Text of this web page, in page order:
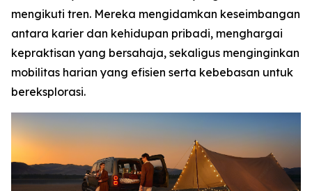
mengikuti tren. Mereka mengidamkan keseimbangan
antara karier dan kehidupan pribadi, menghargai
kepraktisan yang bersahaja, sekaligus menginginkan
mobilitas harian yang efisien serta kebebasan untuk
bereksplorasi.